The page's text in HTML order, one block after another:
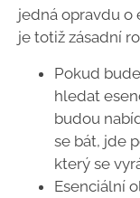
jedná opravdu o
je totiž zásadní
Pokud
hledat
budou
se bát, jde
který se
Esenciální